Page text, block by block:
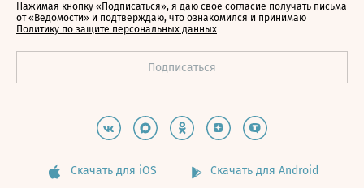
Нажимая кнопку «Подписаться», я даю свое согласие получать письма
от «Ведомости» и подтверждаю, что ознакомился и принимаю
Политику по защите персональных данных
Скачать для iOS Скачать для Android